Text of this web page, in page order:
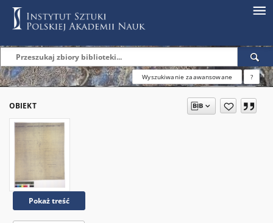
Wyszukiwanie zaawansowane ?
OBIEKT
Pokaż treść